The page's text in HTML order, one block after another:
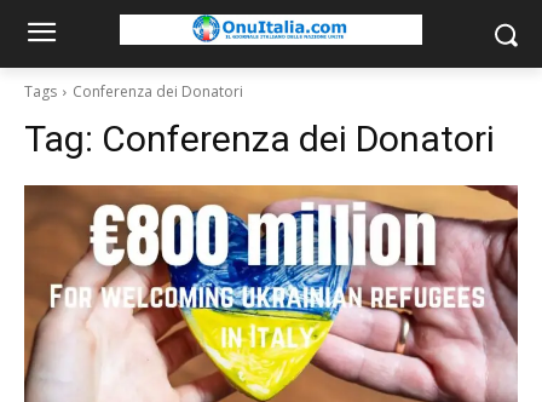
Tags Conferenza dei Donatori
Tag: Conferenza dei Donatori